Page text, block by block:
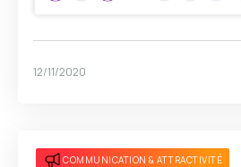
12/11/2020
COMMUNICATION & ATTRACTIVITÉ